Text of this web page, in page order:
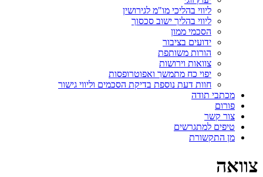
ליווי בהליכי מו"מ לגירושין
ליווי בהליך ישוב סכסוך
הסכמי ממון
ידועים בציבור
הורות משותפת
צוואות וירושות
יפוי כח מתמשך ואפוטרופסות
חוות דעת נוספת בדיקת הסכמים וליווי גישור
מכתבי תודה
פורום
צור קשר
טיפים למתגרשים
מן התקשורת
צוואה